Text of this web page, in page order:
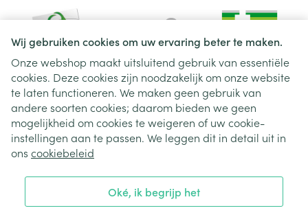
Wij gebruiken cookies om uw ervaring beter te maken.
Onze webshop maakt uitsluitend gebruik van essentiële
cookies. Deze cookies zijn noodzakelijk om onze website
te laten functioneren. We maken geen gebruik van
andere soorten cookies; daarom bieden we geen
mogelijkheid om cookies te weigeren of uw cookie-
instellingen aan te passen. We leggen dit in detail uit in
ons cookiebeleid
Oké, ik begrijp het
Juridische links